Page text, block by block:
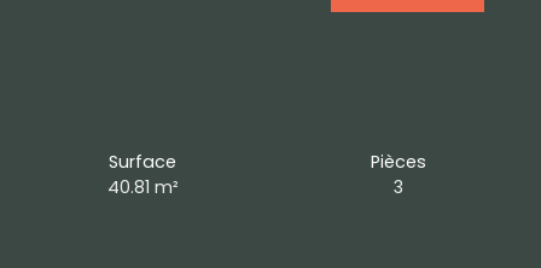
Surface
40.81 m²
Pièces
3